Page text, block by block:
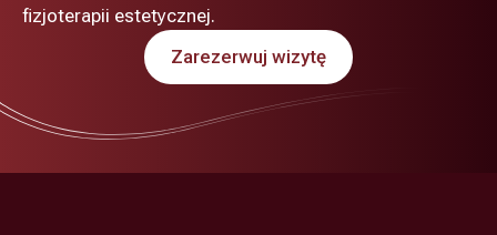
fizjoterapii estetycznej.
Zarezerwuj wizytę